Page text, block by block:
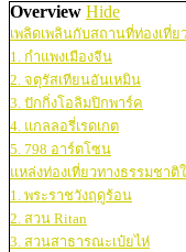
Overview Hide
เพลิดเพลินกับสถานที่ท่องเที่ย
1. กำแพงเมืองจีน
2. จตุรัสเทียนอันเหมิน
3. ปักกิ่งโอลิมปิกพาร์ค
4. แกลลอรี่เรดเกต
5. 798 อาร์ตโซน
แหล่งท่องเที่ยวทางธรรมชาติ
1. พระราชวังฤดูร้อน
2. สวน Ritan
3. สวนสาธารณะเป๋ยไห่